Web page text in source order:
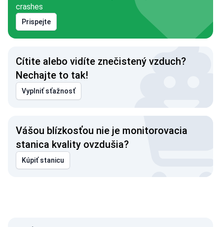
crashes
Prispejte
Cítite alebo vidíte znečistený vzduch?
Nechajte to tak!
Vyplniť sťažnosť
Vášou blízkosťou nie je monitorovacia
stanica kvality ovzdušia?
Kúpiť stanicu